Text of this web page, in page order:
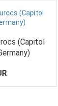
(Capitol